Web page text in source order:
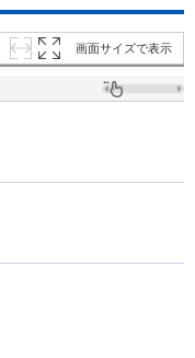
画面サイズで表示